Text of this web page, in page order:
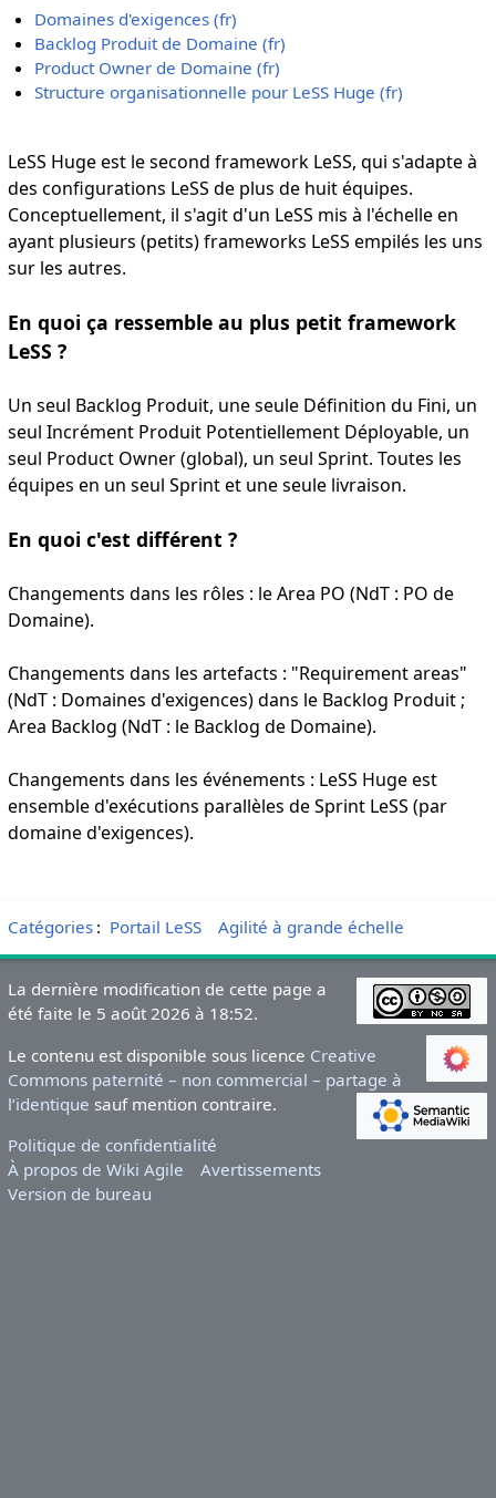
Domaines d'exigences (fr)
Backlog Produit de Domaine (fr)
Product Owner de Domaine (fr)
Structure organisationnelle pour LeSS Huge (fr)
LeSS Huge est le second framework LeSS, qui s'adapte à
des configurations LeSS de plus de huit équipes.
Conceptuellement, il s'agit d'un LeSS mis à l'échelle en
ayant plusieurs (petits) frameworks LeSS empilés les uns
sur les autres.
En quoi ça ressemble au plus petit framework
LeSS ?
Un seul Backlog Produit, une seule Définition du Fini, un
seul Incrément Produit Potentiellement Déployable, un
seul Product Owner (global), un seul Sprint. Toutes les
équipes en un seul Sprint et une seule livraison.
En quoi c'est différent ?
Changements dans les rôles : le Area PO (NdT : PO de
Domaine).
Changements dans les artefacts : "Requirement areas"
(NdT : Domaines d'exigences) dans le Backlog Produit ;
Area Backlog (NdT : le Backlog de Domaine).
Changements dans les événements : LeSS Huge est
ensemble d'exécutions parallèles de Sprint LeSS (par
domaine d'exigences).
Catégories: Portail LeSS Agilité à grande échelle
La dernière modification de cette page a
été faite le 5 août 2026 à 18:52.
Le contenu est disponible sous licence Creative
Commons paternité – non commercial – partage à
l’identique sauf mention contraire.
Politique de confidentialité
À propos de Wiki Agile
Avertissements
Version de bureau